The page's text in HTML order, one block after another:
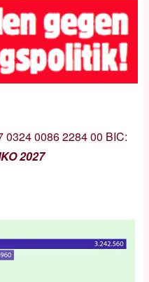
0324 0086 2284 00 BIC:
2027